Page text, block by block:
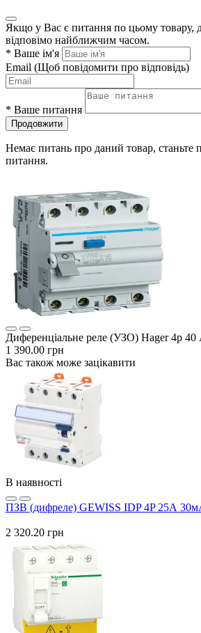
Якщо у Вас є питання по цьому товару,
відповімо найближчим часом.
* Ваше ім'я
Email (Щоб повідомити про відповідь)
* Ваше питання
Продовжити
Немає питань про даний товар, станьте
питання.
Диференціальне реле (УЗО) Hager 4p
1 390.00 грн
Вас також може зацікавити
В наявності
ПЗВ (дифреле) GEWISS IDP 4P 25А
2 320.20 грн